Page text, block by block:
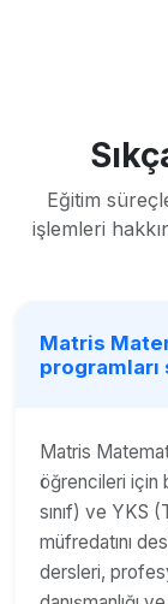
Eğitim
işlemleri
Matris
programları
Matris
öğrencileri için
sınıf) ve YKS
müfredatını
dersleri,